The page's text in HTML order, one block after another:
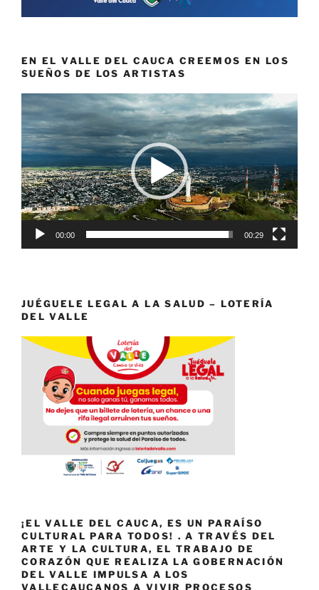
EN EL VALLE DEL CAUCA CREEMOS EN LOS
SUEÑOS DE LOS ARTISTAS
Reproductor
de
vídeo
00:00 00:29
JUÉGUELE LEGAL A LA SALUD – LOTERÍA
DEL VALLE
¡EL VALLE DEL CAUCA, ES UN PARAÍSO
CULTURAL PARA TODOS! . A TRAVÉS DEL
ARTE Y LA CULTURA, EL TRABAJO DE
CORAZÓN QUE REALIZA LA GOBERNACIÓN
DEL VALLE IMPULSA A LOS
VALLECAUCANOS A VIVIR PROCESOS